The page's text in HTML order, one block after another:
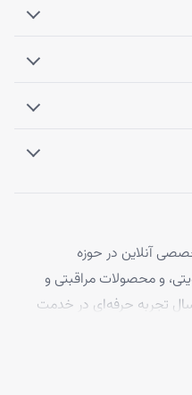
آنلاین در حوزه
و محصولات مراقبتی و
پوست و مو، با بیش از ۴ سال تجربه حرفه‌ای در خدمت
کالاها را با ضمانت کامل